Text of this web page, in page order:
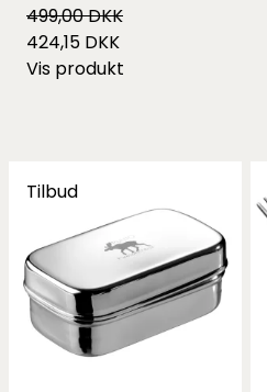
499,00 DKK
424,15 DKK
Vis produkt
Tilbud